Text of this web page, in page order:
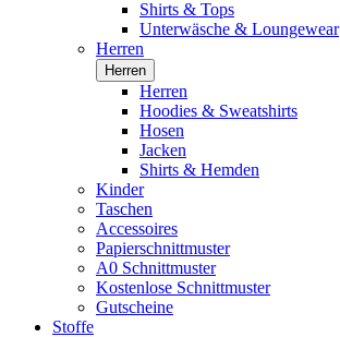
Shirts & Tops
Unterwäsche & Loungewear
Herren
Herren
Herren
Hoodies & Sweatshirts
Hosen
Jacken
Shirts & Hemden
Kinder
Taschen
Accessoires
Papierschnittmuster
A0 Schnittmuster
Kostenlose Schnittmuster
Gutscheine
Stoffe